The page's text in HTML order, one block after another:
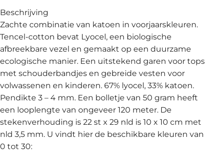
Beschrijving
Zachte combinatie van katoen in voorjaarskleuren.
Tencel-cotton bevat Lyocel, een biologische
afbreekbare vezel en gemaakt op een duurzame
ecologische manier. Een uitstekend garen voor tops
met schouderbandjes en gebreide vesten voor
volwassenen en kinderen. 67% lyocel, 33% katoen.
Pendikte 3 – 4 mm. Een bolletje van 50 gram heeft
een looplengte van ongeveer 120 meter. De
stekenverhouding is 22 st x 29 nld is 10 x 10 cm met
nld 3,5 mm. U vindt hier de beschikbare kleuren van
0 tot 30: